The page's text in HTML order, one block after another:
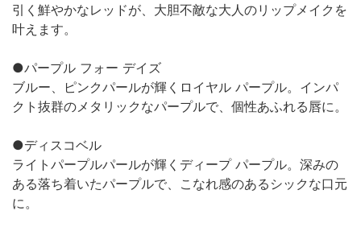
引く鮮やかなレッドが、大胆不敵な大人のリップメイクを
叶えます。
●パープル フォー デイズ
ブルー、ピンクパールが輝くロイヤル パープル。インパ
クト抜群のメタリックなパープルで、個性あふれる唇に。
●ディスコベル
ライトパープルパールが輝くディープ パープル。深みの
ある落ち着いたパープルで、こなれ感のあるシックな口元
に。